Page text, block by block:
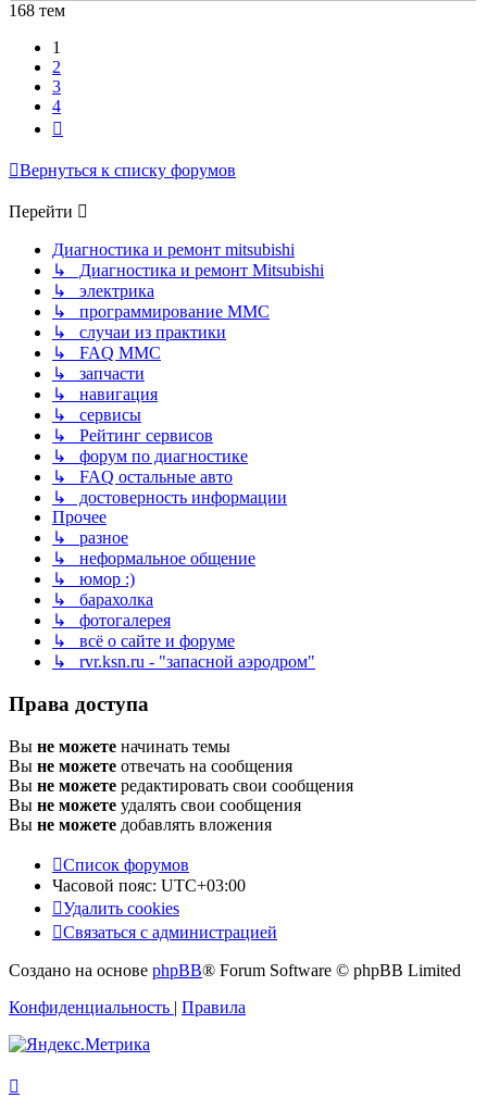
168 тем
1
2
3
4
Вернуться к списку форумов
Перейти
Диагностика и ремонт mitsubishi
↳ Диагностика и ремонт Mitsubishi
↳ электрика
↳ программирование MMC
↳ случаи из практики
↳ FAQ MMC
↳ запчасти
↳ навигация
↳ сервисы
↳ Рейтинг сервисов
↳ форум по диагностике
↳ FAQ остальные авто
↳ достоверность информации
Прочее
↳ разное
↳ неформальное общение
↳ юмор :)
↳ барахолка
↳ фотогалерея
↳ всё о сайте и форуме
↳ rvr.ksn.ru - "запасной аэродром"
Права доступа
Вы не можете начинать темы
Вы не можете отвечать на сообщения
Вы не можете редактировать свои сообщения
Вы не можете удалять свои сообщения
Вы не можете добавлять вложения
Список форумов
Часовой пояс: UTC+03:00
Удалить cookies
Связаться с администрацией
Создано на основе phpBB® Forum Software © phpBB Limited
Конфиденциальность | Правила